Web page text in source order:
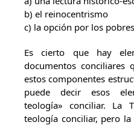
b) el reinocentrismo
c) la opción por los
Es cierto que hay
documentos conciliares
estos componentes
puede decir esos
teología» conciliar. La
teología conciliar, pero